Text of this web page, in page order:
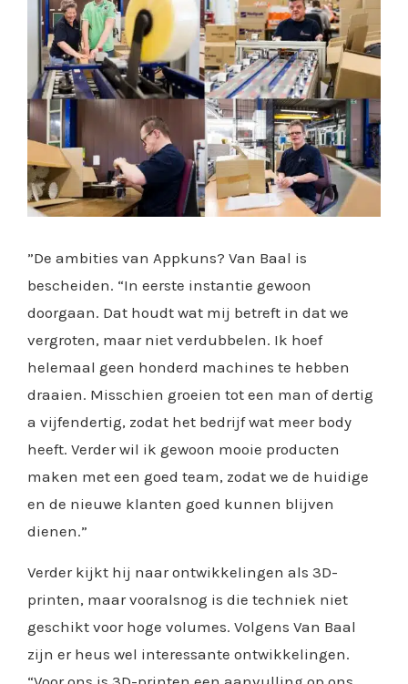
”De ambities van Appkuns? Van Baal is
bescheiden. “In eerste instantie gewoon
doorgaan. Dat houdt wat mij betreft in dat we
vergroten, maar niet verdubbelen. Ik hoef
helemaal geen honderd machines te hebben
draaien. Misschien groeien tot een man of dertig
a vijfendertig, zodat het bedrijf wat meer body
heeft. Verder wil ik gewoon mooie producten
maken met een goed team, zodat we de huidige
en de nieuwe klanten goed kunnen blijven
dienen.”
Verder kijkt hij naar ontwikkelingen als 3D-
printen, maar vooralsnog is die techniek niet
geschikt voor hoge volumes. Volgens Van Baal
zijn er heus wel interessante ontwikkelingen.